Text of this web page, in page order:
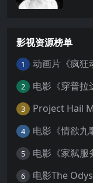
影视资源榜单
1 动画片《疯狂
2 电影《穿普拉
3
4 电影《情欲九
5 电影《家弑服
6 电影The